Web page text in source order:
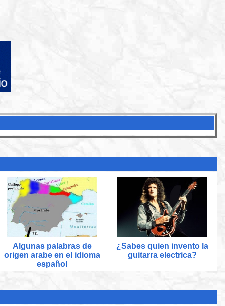
Algunas palabras de
origen arabe en el idioma
español
¿Sabes quien invento la
guitarra electrica?